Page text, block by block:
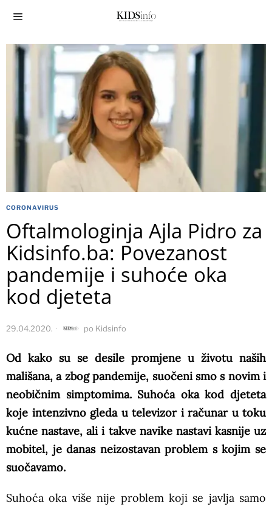
CORONAVIRUS
Oftalmologinja Ajla Pidro za
Kidsinfo.ba: Povezanost
pandemije i suhoće oka
kod djeteta
29.04.2020. po Kidsinfo
Od kako su se desile promjene u životu naših
mališana, a zbog pandemije, suočeni smo s novim i
neobičnim simptomima. Suhoća oka kod djeteta
koje intenzivno gleda u televizor i računar u toku
kućne nastave, ali i takve navike nastavi kasnije uz
mobitel, je danas neizostavan problem s kojim se
suočavamo.
Suhoća oka više nije problem koji se javlja samo